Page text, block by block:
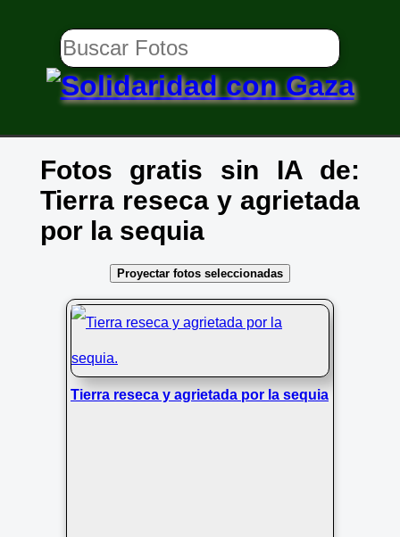
Fotos gratis sin IA de:
Tierra reseca y agrietada
por la sequia
Proyectar fotos seleccionadas
Tierra reseca y agrietada por la sequia